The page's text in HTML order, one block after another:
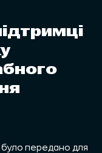
передано для